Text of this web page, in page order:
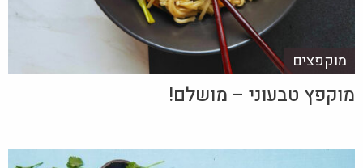
מוקפצים
מוקפץ טבעוני – מושלם!